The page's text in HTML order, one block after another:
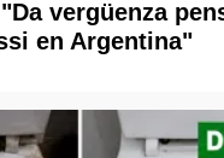
vergüenza
en Argentina"